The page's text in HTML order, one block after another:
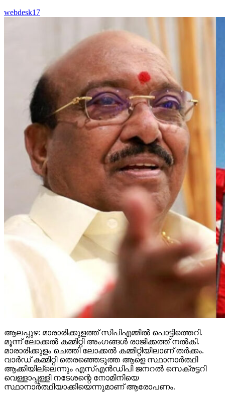
webdesk17
ആലപ്പുഴ: മാരാരിക്കുളത്ത് സിപിഎമ്മില്‍ പൊട്ടിത്തെറി.
മൂന്ന് ലോക്കല്‍ കമ്മിറ്റി അംഗങ്ങള്‍ രാജിക്കത്ത് നല്‍കി.
മാരാരിക്കുളം ചെത്തി ലോക്കല്‍ കമ്മിറ്റിയിലാണ് തര്‍ക്കം.
വാര്‍ഡ് കമ്മിറ്റി തെരഞ്ഞെടുത്ത ആളെ സ്ഥാനാര്‍ത്ഥി
ആക്കിയില്ലെന്നും എസ്എന്‍ഡിപി ജനറല്‍ സെക്രട്ടറി
വെള്ളാപ്പള്ളി നടേശന്റെ നോമിനിയെ
സ്ഥാനാര്‍ത്ഥിയാക്കിയെന്നുമാണ് ആരോപണം.